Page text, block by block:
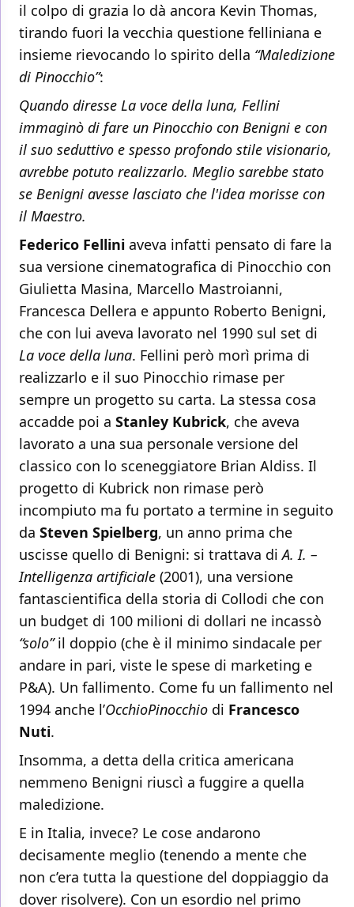
il colpo di grazia lo dà ancora Kevin Thomas,
tirando fuori la vecchia questione felliniana e
insieme rievocando lo spirito della “Maledizione
di Pinocchio”:
Quando diresse La voce della luna, Fellini
immaginò di fare un Pinocchio con Benigni e con
il suo seduttivo e spesso profondo stile visionario,
avrebbe potuto realizzarlo. Meglio sarebbe stato
se Benigni avesse lasciato che l'idea morisse con
il Maestro.
Federico Fellini aveva infatti pensato di fare la
sua versione cinematografica di Pinocchio con
Giulietta Masina, Marcello Mastroianni,
Francesca Dellera e appunto Roberto Benigni,
che con lui aveva lavorato nel 1990 sul set di
La voce della luna. Fellini però morì prima di
realizzarlo e il suo Pinocchio rimase per
sempre un progetto su carta. La stessa cosa
accadde poi a Stanley Kubrick, che aveva
lavorato a una sua personale versione del
classico con lo sceneggiatore Brian Aldiss. Il
progetto di Kubrick non rimase però
incompiuto ma fu portato a termine in seguito
da Steven Spielberg, un anno prima che
uscisse quello di Benigni: si trattava diA. I. –
Intelligenza artificiale (2001), una versione
fantascientifica della storia di Collodi che con
un budget di 100 milioni di dollari ne incassò
“solo”il doppio (che è il minimo sindacale per
andare in pari, viste le spese di marketing e
P&A). Un fallimento. Come fu un fallimento nel
1994 anche l’OcchioPinocchio di Francesco
Nuti.
Insomma, a detta della critica americana
nemmeno Benigni riuscì a fuggire a quella
maledizione.
E in Italia, invece? Le cose andarono
decisamente meglio (tenendo a mente che
non c’era tutta la questione del doppiaggio da
dover risolvere). Con un esordio nel primo